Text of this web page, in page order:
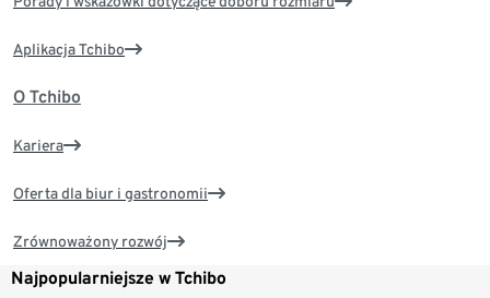
Aplikacja Tchibo
O Tchibo
Kariera
Oferta dla biur i gastronomii
Zrównoważony rozwój
Najpopularniejsze w Tchibo